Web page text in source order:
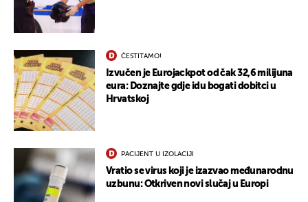
ČESTITAMO!
Izvučen je Eurojackpot od čak 32,6 milijuna
eura: Doznajte gdje idu bogati dobitci u
Hrvatskoj
PACIJENT U IZOLACIJI
Vratio se virus koji je izazvao međunarodnu
uzbunu: Otkriven novi slučaj u Europi